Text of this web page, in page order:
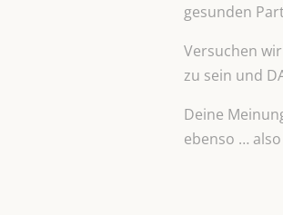
gesunden
Versuchen
zu sein und
Deine
ebenso …